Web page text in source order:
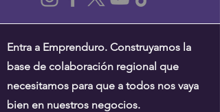
Entra a Emprenduro. Construyamos la
base de colaboración regional que
necesitamos para que a todos nos vaya
bien en nuestros negocios.